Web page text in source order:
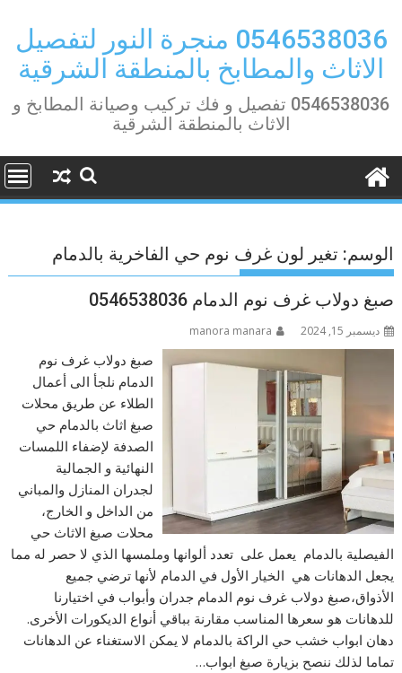
content
0546538036 منجرة النور لتفصيل
الاثاث والمطابخ بالمنطقة الشرقية
0546538036 تفصيل و فك تركيب وصيانة المطابخ و
الاثاث بالمنطقة الشرقية
الوسم: تغير لون غرف نوم حي الفاخرية بالدمام
صبغ دولاب غرف نوم الدمام 0546538036
ديسمبر 15, 2024 manora manara
صبغ دولاب غرف نوم
الدمام نلجأ الى أعمال
الطلاء عن طريق محلات
صبغ اثاث بالدمام حي
الصدفة لإضفاء اللمسات
النهائية و الجمالية
لجدران المنازل والمباني
من الداخل و الخارج،
محلات صبغ الاثاث حي
الفيصلية بالدمام يعمل على تعدد ألوانها وملمسها الذي لا حصر له مما
يجعل الدهانات هي الخيار الأول في الدمام لأنها ترضي جميع
الأذواق،صبغ دولاب غرف نوم الدمام جدران وأبواب في اختيارنا
للدهانات هو سعرها المناسب مقارنة بباقي أنواع الديكورات الأخرى.
دهان ابواب خشب حي الراكة بالدمام لا يمكن الاستغناء عن الدهانات
تماما لذلك ننصح بزيارة صبغ ابواب…